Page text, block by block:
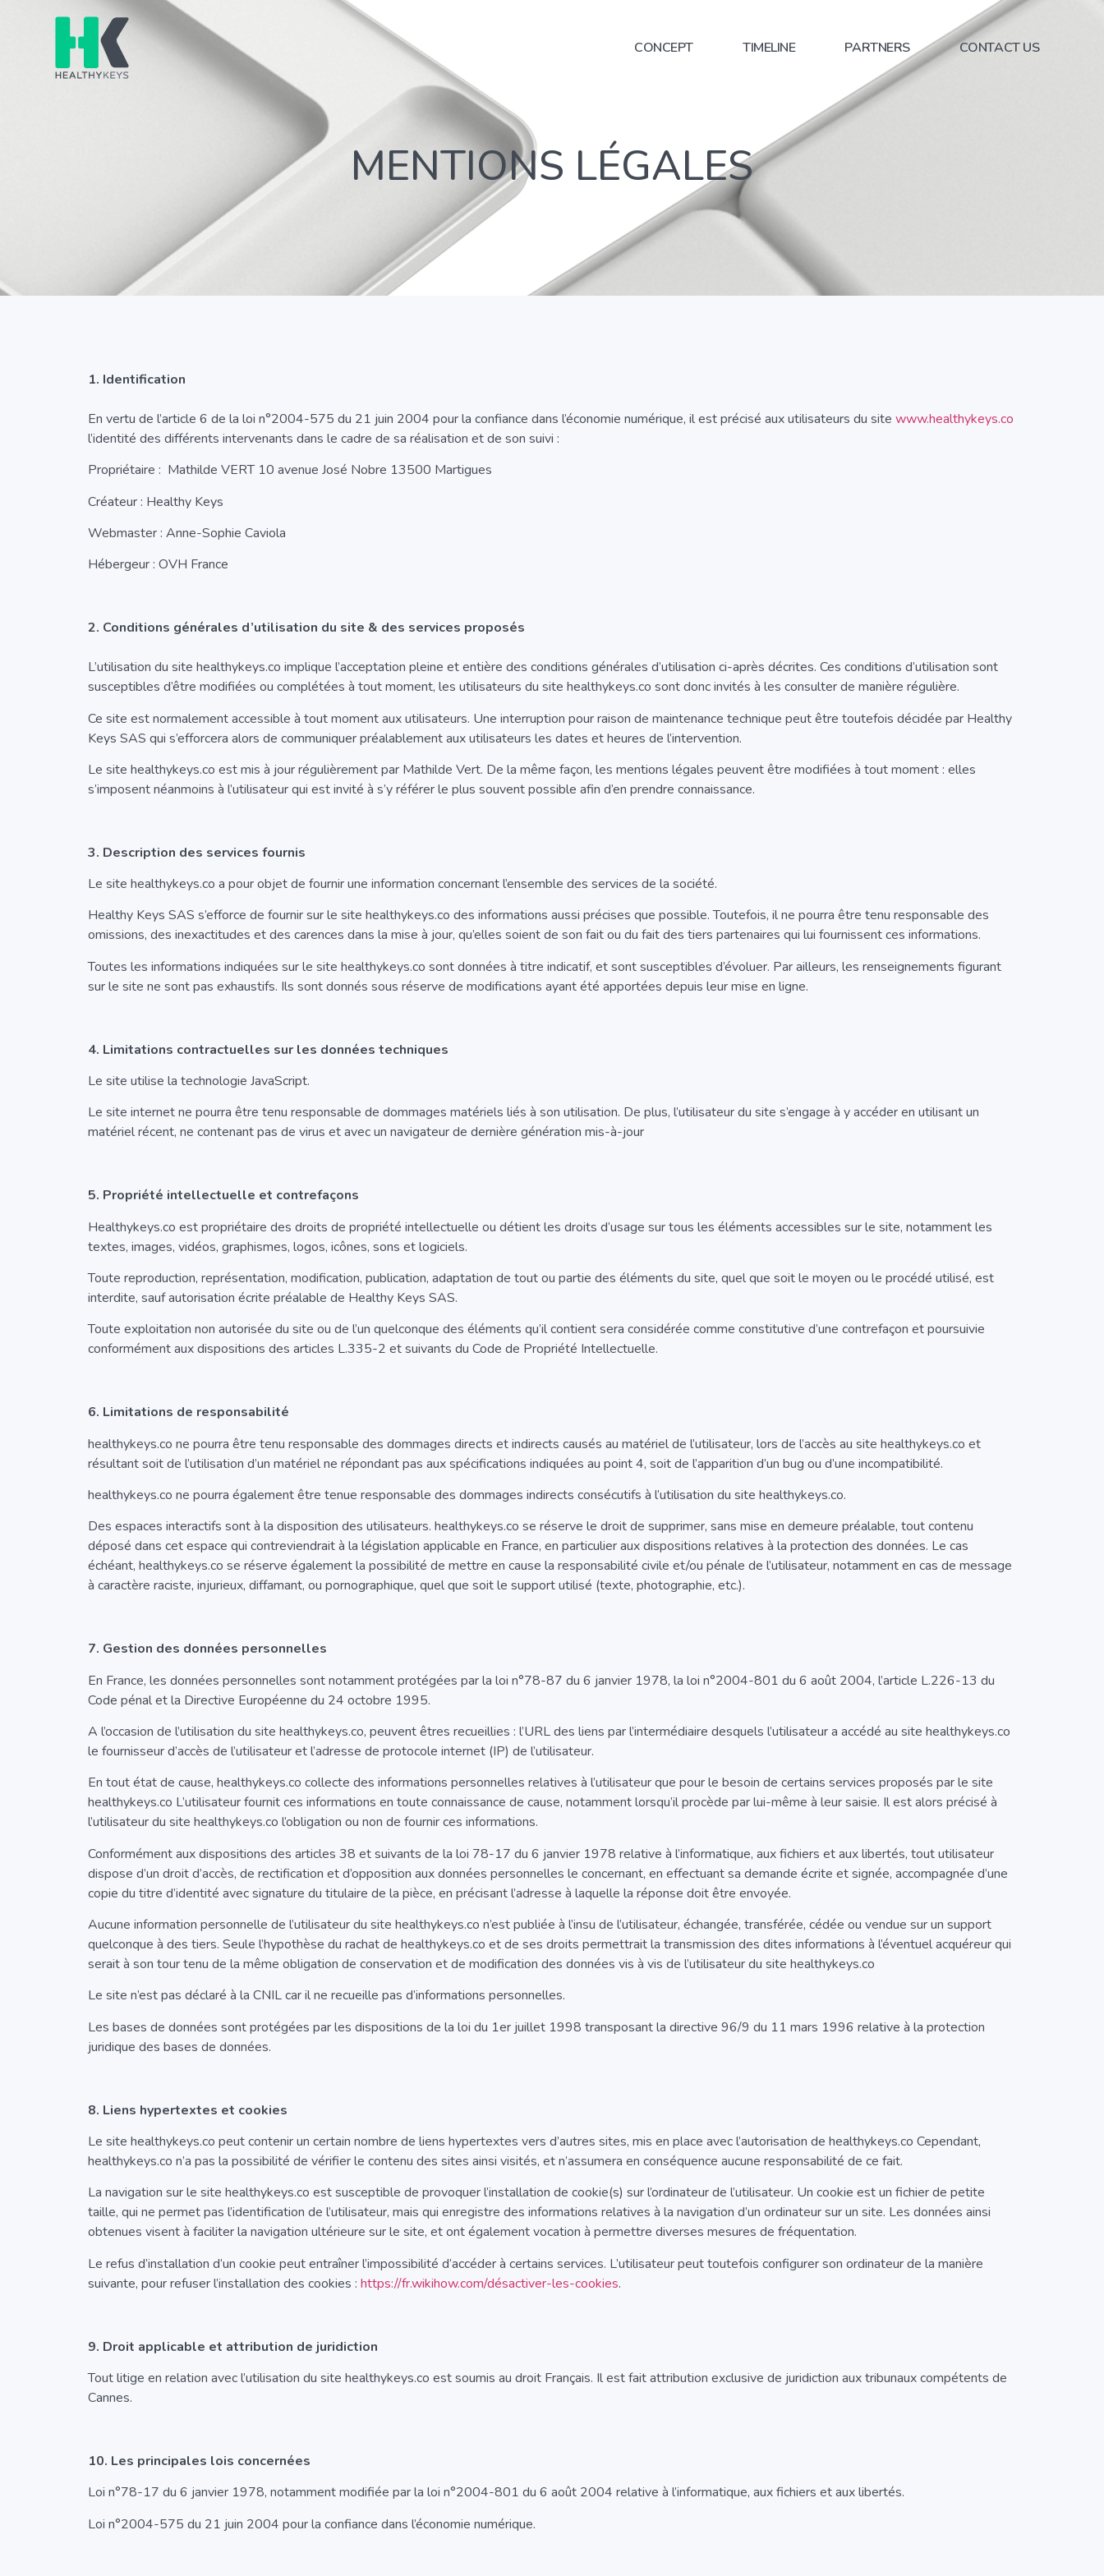
CONCEPT TIMELINE PARTNERS CONTACT US
MENTIONS LÉGALES
1. Identification
En vertu de l’article 6 de la loi n°2004-575 du 21 juin 2004 pour la confiance dans l’économie numérique, il est précisé aux utilisateurs du site www.healthykeys.co
l’identité des différents intervenants dans le cadre de sa réalisation et de son suivi :
Propriétaire : Mathilde VERT 10 avenue José Nobre 13500 Martigues
Créateur : Healthy Keys
Webmaster : Anne-Sophie Caviola
Hébergeur : OVH France
2. Conditions générales d’utilisation du site & des services proposés
L’utilisation du site healthykeys.co implique l’acceptation pleine et entière des conditions générales d’utilisation ci-après décrites. Ces conditions d’utilisation sont
susceptibles d’être modifiées ou complétées à tout moment, les utilisateurs du site healthykeys.co sont donc invités à les consulter de manière régulière.
Ce site est normalement accessible à tout moment aux utilisateurs. Une interruption pour raison de maintenance technique peut être toutefois décidée par Healthy
Keys SAS qui s’efforcera alors de communiquer préalablement aux utilisateurs les dates et heures de l’intervention.
Le site healthykeys.co est mis à jour régulièrement par Mathilde Vert. De la même façon, les mentions légales peuvent être modifiées à tout moment : elles
s’imposent néanmoins à l’utilisateur qui est invité à s’y référer le plus souvent possible afin d’en prendre connaissance.
3. Description des services fournis
Le site healthykeys.co a pour objet de fournir une information concernant l’ensemble des services de la société.
Healthy Keys SAS s’efforce de fournir sur le site healthykeys.co des informations aussi précises que possible. Toutefois, il ne pourra être tenu responsable des
omissions, des inexactitudes et des carences dans la mise à jour, qu’elles soient de son fait ou du fait des tiers partenaires qui lui fournissent ces informations.
Toutes les informations indiquées sur le site healthykeys.co sont données à titre indicatif, et sont susceptibles d’évoluer. Par ailleurs, les renseignements figurant
sur le site ne sont pas exhaustifs. Ils sont donnés sous réserve de modifications ayant été apportées depuis leur mise en ligne.
4. Limitations contractuelles sur les données techniques
Le site utilise la technologie JavaScript.
Le site internet ne pourra être tenu responsable de dommages matériels liés à son utilisation. De plus, l’utilisateur du site s’engage à y accéder en utilisant un
matériel récent, ne contenant pas de virus et avec un navigateur de dernière génération mis-à-jour
5. Propriété intellectuelle et contrefaçons
Healthykeys.co est propriétaire des droits de propriété intellectuelle ou détient les droits d’usage sur tous les éléments accessibles sur le site, notamment les
textes, images, vidéos, graphismes, logos, icônes, sons et logiciels.
Toute reproduction, représentation, modification, publication, adaptation de tout ou partie des éléments du site, quel que soit le moyen ou le procédé utilisé, est
interdite, sauf autorisation écrite préalable de Healthy Keys SAS.
Toute exploitation non autorisée du site ou de l’un quelconque des éléments qu’il contient sera considérée comme constitutive d’une contrefaçon et poursuivie
conformément aux dispositions des articles L.335-2 et suivants du Code de Propriété Intellectuelle.
6. Limitations de responsabilité
healthykeys.co ne pourra être tenu responsable des dommages directs et indirects causés au matériel de l’utilisateur, lors de l’accès au site healthykeys.co et
résultant soit de l’utilisation d’un matériel ne répondant pas aux spécifications indiquées au point 4, soit de l’apparition d’un bug ou d’une incompatibilité.
healthykeys.co ne pourra également être tenue responsable des dommages indirects consécutifs à l’utilisation du site healthykeys.co.
Des espaces interactifs sont à la disposition des utilisateurs. healthykeys.co se réserve le droit de supprimer, sans mise en demeure préalable, tout contenu
déposé dans cet espace qui contreviendrait à la législation applicable en France, en particulier aux dispositions relatives à la protection des données. Le cas
échéant, healthykeys.co se réserve également la possibilité de mettre en cause la responsabilité civile et/ou pénale de l’utilisateur, notamment en cas de message
à caractère raciste, injurieux, diffamant, ou pornographique, quel que soit le support utilisé (texte, photographie, etc.).
7. Gestion des données personnelles
En France, les données personnelles sont notamment protégées par la loi n°78-87 du 6 janvier 1978, la loi n°2004-801 du 6 août 2004, l’article L.226-13 du
Code pénal et la Directive Européenne du 24 octobre 1995.
A l’occasion de l’utilisation du site healthykeys.co, peuvent êtres recueillies : l’URL des liens par l’intermédiaire desquels l’utilisateur a accédé au site healthykeys.co
le fournisseur d’accès de l’utilisateur et l’adresse de protocole internet (IP) de l’utilisateur.
En tout état de cause, healthykeys.co collecte des informations personnelles relatives à l’utilisateur que pour le besoin de certains services proposés par le site
healthykeys.co L’utilisateur fournit ces informations en toute connaissance de cause, notamment lorsqu’il procède par lui-même à leur saisie. Il est alors précisé à
l’utilisateur du site healthykeys.co l’obligation ou non de fournir ces informations.
Conformément aux dispositions des articles 38 et suivants de la loi 78-17 du 6 janvier 1978 relative à l’informatique, aux fichiers et aux libertés, tout utilisateur
dispose d’un droit d’accès, de rectification et d’opposition aux données personnelles le concernant, en effectuant sa demande écrite et signée, accompagnée d’une
copie du titre d’identité avec signature du titulaire de la pièce, en précisant l’adresse à laquelle la réponse doit être envoyée.
Aucune information personnelle de l’utilisateur du site healthykeys.co n’est publiée à l’insu de l’utilisateur, échangée, transférée, cédée ou vendue sur un support
quelconque à des tiers. Seule l’hypothèse du rachat de healthykeys.co et de ses droits permettrait la transmission des dites informations à l’éventuel acquéreur qui
serait à son tour tenu de la même obligation de conservation et de modification des données vis à vis de l’utilisateur du site healthykeys.co
Le site n’est pas déclaré à la CNIL car il ne recueille pas d’informations personnelles.
Les bases de données sont protégées par les dispositions de la loi du 1er juillet 1998 transposant la directive 96/9 du 11 mars 1996 relative à la protection
juridique des bases de données.
8. Liens hypertextes et cookies
Le site healthykeys.co peut contenir un certain nombre de liens hypertextes vers d’autres sites, mis en place avec l’autorisation de healthykeys.co Cependant,
healthykeys.co n’a pas la possibilité de vérifier le contenu des sites ainsi visités, et n’assumera en conséquence aucune responsabilité de ce fait.
La navigation sur le site healthykeys.co est susceptible de provoquer l’installation de cookie(s) sur l’ordinateur de l’utilisateur. Un cookie est un fichier de petite
taille, qui ne permet pas l’identification de l’utilisateur, mais qui enregistre des informations relatives à la navigation d’un ordinateur sur un site. Les données ainsi
obtenues visent à faciliter la navigation ultérieure sur le site, et ont également vocation à permettre diverses mesures de fréquentation.
Le refus d’installation d’un cookie peut entraîner l’impossibilité d’accéder à certains services. L’utilisateur peut toutefois configurer son ordinateur de la manière
suivante, pour refuser l’installation des cookies : https://fr.wikihow.com/désactiver-les-cookies.
9. Droit applicable et attribution de juridiction
Tout litige en relation avec l’utilisation du site healthykeys.co est soumis au droit Français. Il est fait attribution exclusive de juridiction aux tribunaux compétents de
Cannes.
10. Les principales lois concernées
Loi n°78-17 du 6 janvier 1978, notamment modifiée par la loi n°2004-801 du 6 août 2004 relative à l’informatique, aux fichiers et aux libertés.
Loi n°2004-575 du 21 juin 2004 pour la confiance dans l’économie numérique.